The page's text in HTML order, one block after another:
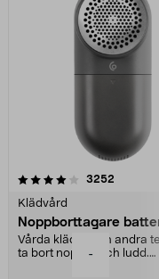
-
3252
Klädvård
Noppborttagare
Vårda kläder och andra
ta bort noppor och ludd.
4.5av 5 stjärnor